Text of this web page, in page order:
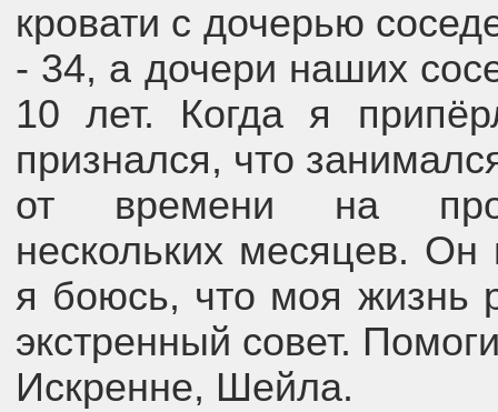
кровати с дочерью
- 34, а дочери наших
10 лет. Когда я
признался, что
от времени на
нескольких месяцев. Он
я боюсь, что моя жизнь
экстренный совет.
Искренне, Шейла.